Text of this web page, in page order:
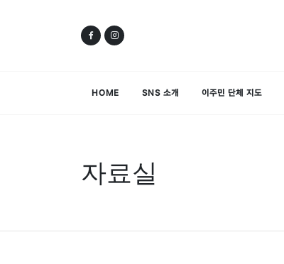
HOME SNS 소개 이주민 단체 지도
자료실